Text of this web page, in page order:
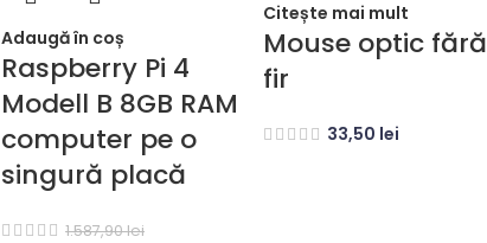
Adaugă în coș
Raspberry Pi 4
Modell B 8GB RAM
computer pe o
singură placă
1.587,90lei
Citește mai mult
Mouse optic fără
fir
33,50 lei